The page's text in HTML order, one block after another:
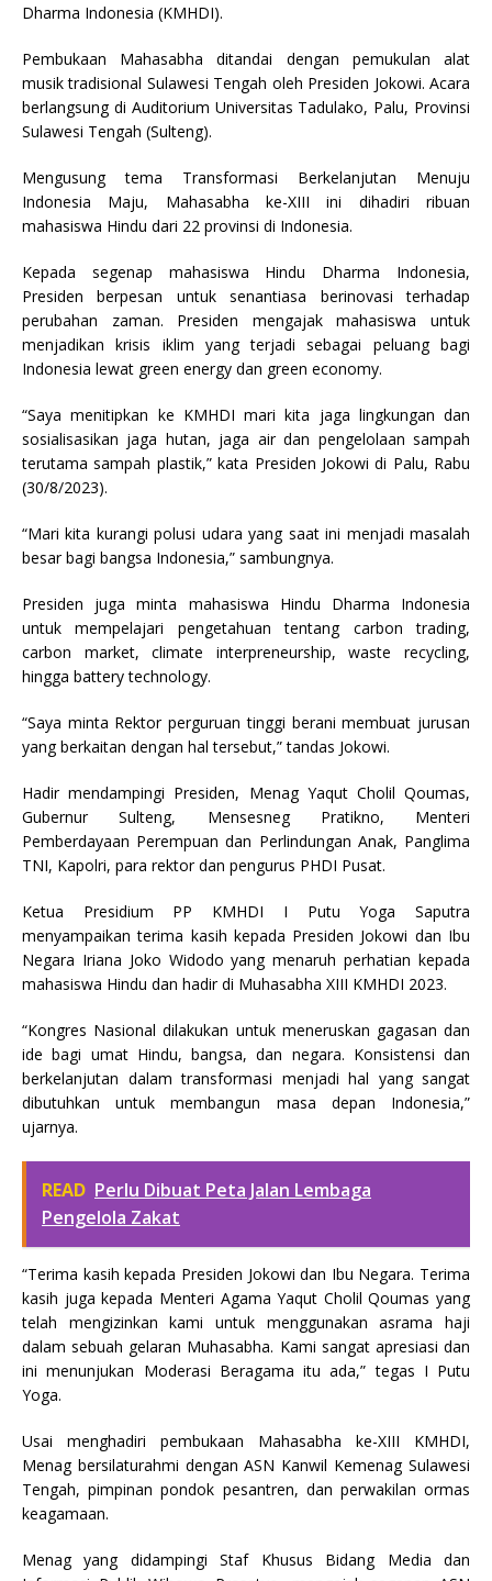
Dharma Indonesia (KMHDI).
Pembukaan Mahasabha ditandai dengan pemukulan alat
musik tradisional Sulawesi Tengah oleh Presiden Jokowi. Acara
berlangsung di Auditorium Universitas Tadulako, Palu, Provinsi
Sulawesi Tengah (Sulteng).
Mengusung tema Transformasi Berkelanjutan Menuju
Indonesia Maju, Mahasabha ke-XIII ini dihadiri ribuan
mahasiswa Hindu dari 22 provinsi di Indonesia.
Kepada segenap mahasiswa Hindu Dharma Indonesia,
Presiden berpesan untuk senantiasa berinovasi terhadap
perubahan zaman. Presiden mengajak mahasiswa untuk
menjadikan krisis iklim yang terjadi sebagai peluang bagi
Indonesia lewat green energy dan green economy.
“Saya menitipkan ke KMHDI mari kita jaga lingkungan dan
sosialisasikan jaga hutan, jaga air dan pengelolaan sampah
terutama sampah plastik,” kata Presiden Jokowi di Palu, Rabu
(30/8/2023).
“Mari kita kurangi polusi udara yang saat ini menjadi masalah
besar bagi bangsa Indonesia,” sambungnya.
Presiden juga minta mahasiswa Hindu Dharma Indonesia
untuk mempelajari pengetahuan tentang carbon trading,
carbon market, climate interpreneurship, waste recycling,
hingga battery technology.
“Saya minta Rektor perguruan tinggi berani membuat jurusan
yang berkaitan dengan hal tersebut,” tandas Jokowi.
Hadir mendampingi Presiden, Menag Yaqut Cholil Qoumas,
Gubernur Sulteng, Mensesneg Pratikno, Menteri
Pemberdayaan Perempuan dan Perlindungan Anak, Panglima
TNI, Kapolri, para rektor dan pengurus PHDI Pusat.
Ketua Presidium PP KMHDI I Putu Yoga Saputra
menyampaikan terima kasih kepada Presiden Jokowi dan Ibu
Negara Iriana Joko Widodo yang menaruh perhatian kepada
mahasiswa Hindu dan hadir di Muhasabha XIII KMHDI 2023.
“Kongres Nasional dilakukan untuk meneruskan gagasan dan
ide bagi umat Hindu, bangsa, dan negara. Konsistensi dan
berkelanjutan dalam transformasi menjadi hal yang sangat
dibutuhkan untuk membangun masa depan Indonesia,”
ujarnya.
READ Perlu Dibuat Peta Jalan Lembaga
Pengelola Zakat
“Terima kasih kepada Presiden Jokowi dan Ibu Negara. Terima
kasih juga kepada Menteri Agama Yaqut Cholil Qoumas yang
telah mengizinkan kami untuk menggunakan asrama haji
dalam sebuah gelaran Muhasabha. Kami sangat apresiasi dan
ini menunjukan Moderasi Beragama itu ada,” tegas I Putu
Yoga.
Usai menghadiri pembukaan Mahasabha ke-XIII KMHDI,
Menag bersilaturahmi dengan ASN Kanwil Kemenag Sulawesi
Tengah, pimpinan pondok pesantren, dan perwakilan ormas
keagamaan.
Menag yang didampingi Staf Khusus Bidang Media dan